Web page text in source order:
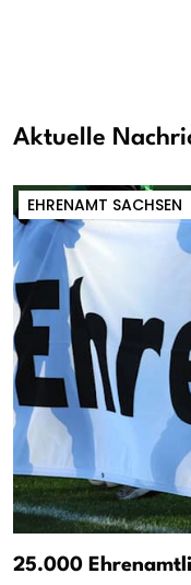
Aktuelle
EHRENAMT SACHSEN
25.000